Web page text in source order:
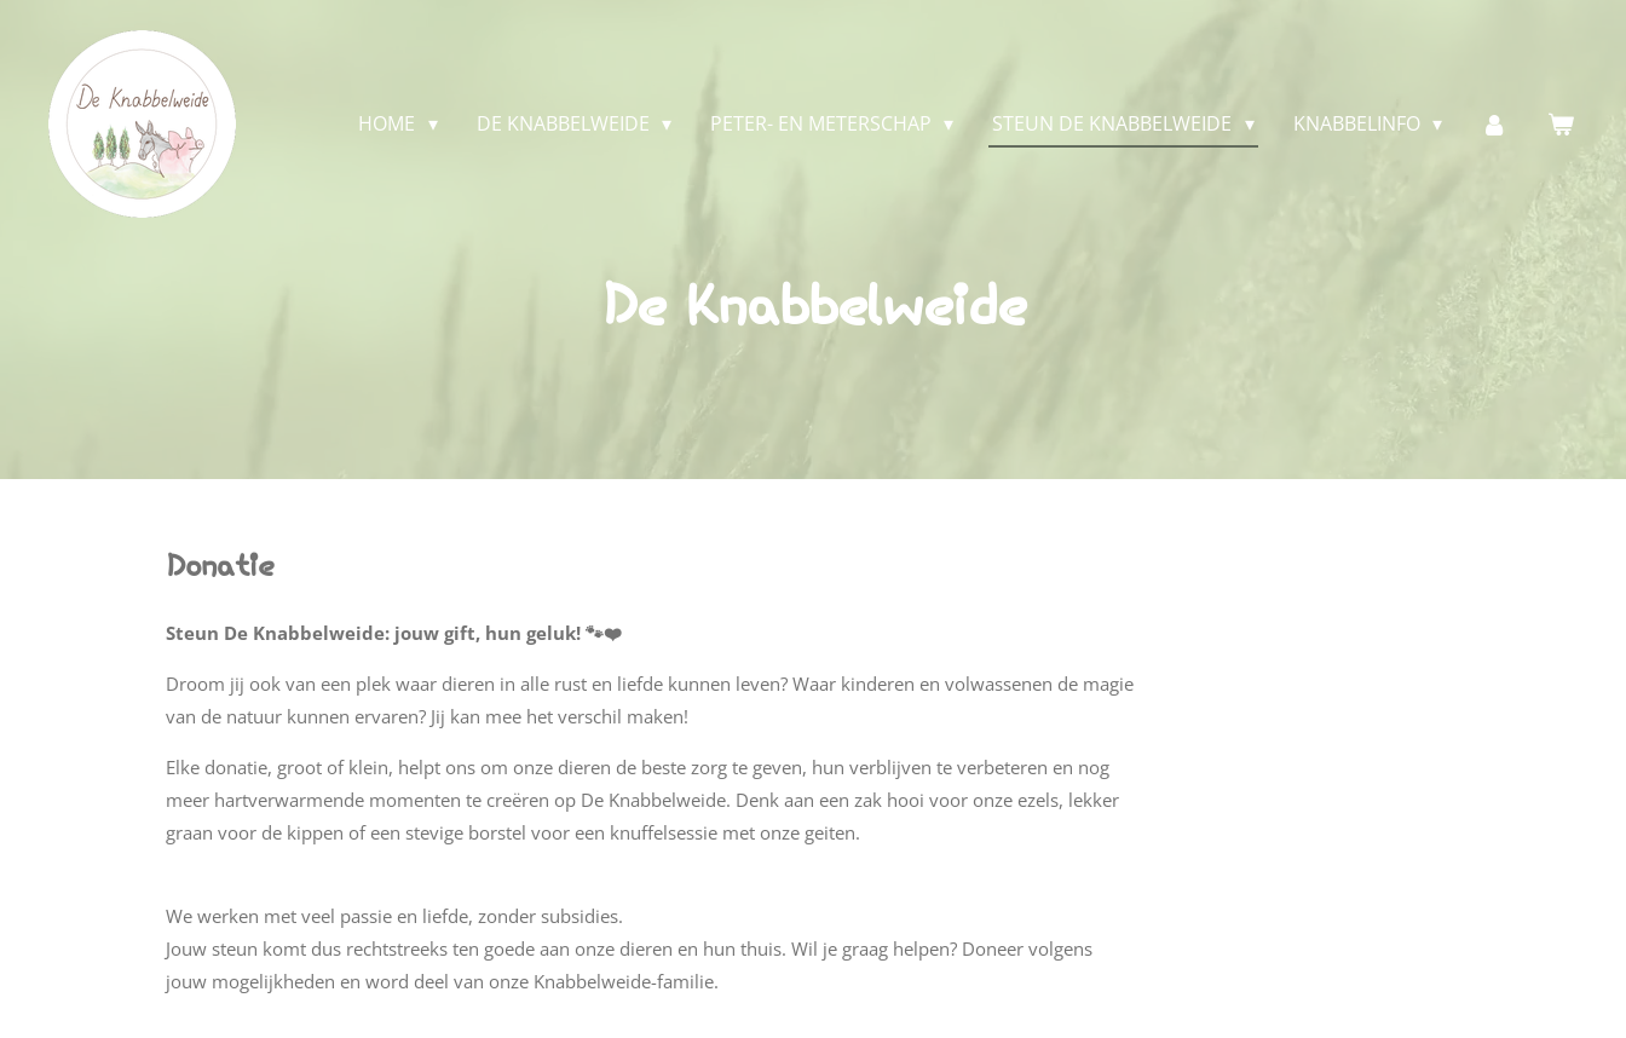
hoofdinhoud
HOME DE KNABBELWEIDE PETER- EN METERSCHAP STEUN DE KNABBELWEIDE KNABBELINFO
De Knabbelweide
Donatie
Steun De Knabbelweide: jouw gift, hun geluk! 🐾❤️
Droom jij ook van een plek waar dieren in alle rust en liefde kunnen leven? Waar kinderen en volwassenen de magie
van de natuur kunnen ervaren? Jij kan mee het verschil maken!
Elke donatie, groot of klein, helpt ons om onze dieren de beste zorg te geven, hun verblijven te verbeteren en nog
meer hartverwarmende momenten te creëren op De Knabbelweide. Denk aan een zak hooi voor onze ezels, lekker
graan voor de kippen of een stevige borstel voor een knuffelsessie met onze geiten.
We werken met veel passie en liefde, zonder subsidies.
Jouw steun komt dus rechtstreeks ten goede aan onze dieren en hun thuis. Wil je graag helpen? Doneer volgens
jouw mogelijkheden en word deel van onze Knabbelweide-familie.